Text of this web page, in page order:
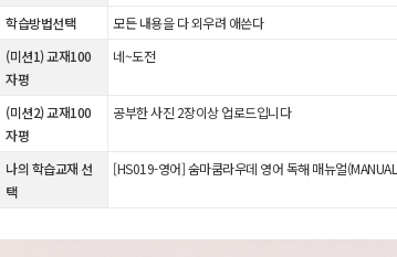
학습방법선택
모든 내용을 다 외우려 애쓴다
(미션1) 교재100
자평
네~도전
(미션2) 교재100
자평
공부한 사진 2장이상 업로드입니다
나의 학습교재 선
택
[HS019-영어] 숨마쿰라우데 영어 독해 매뉴얼